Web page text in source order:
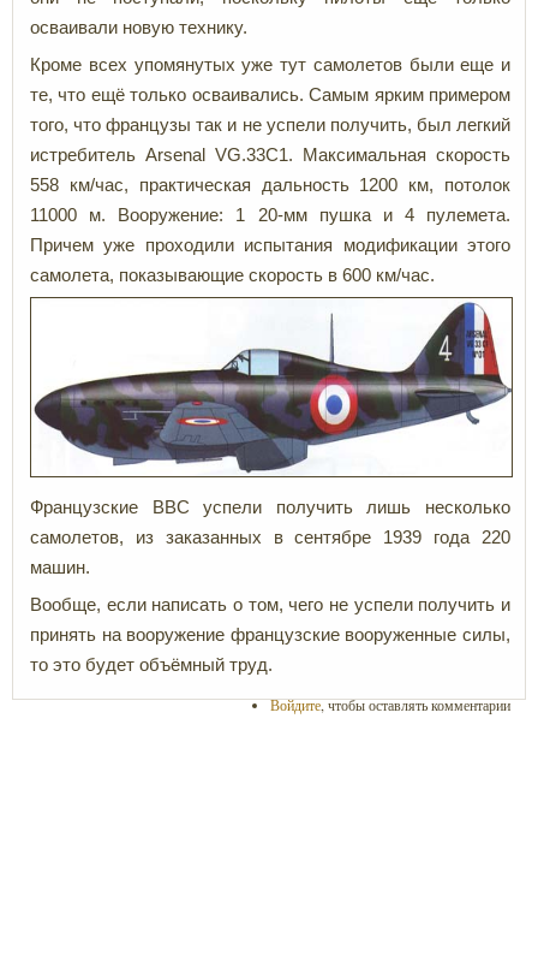
осваивали новую технику.
Кроме всех упомянутых уже тут самолетов были еще и
те, что ещё только осваивались. Самым ярким примером
того, что французы так и не успели получить, был легкий
истребитель Arsenal VG.33C1. Максимальная скорость
558 км/час, практическая дальность 1200 км, потолок
11000 м. Вооружение: 1 20-мм пушка и 4 пулемета.
Причем уже проходили испытания модификации этого
самолета, показывающие скорость в 600 км/час.
Французские ВВС успели получить лишь несколько
самолетов, из заказанных в сентябре 1939 года 220
машин.
Вообще, если написать о том, чего не успели получить и
принять на вооружение французские вооруженные силы,
то это будет объёмный труд.
Войдите, чтобы оставлять комментарии